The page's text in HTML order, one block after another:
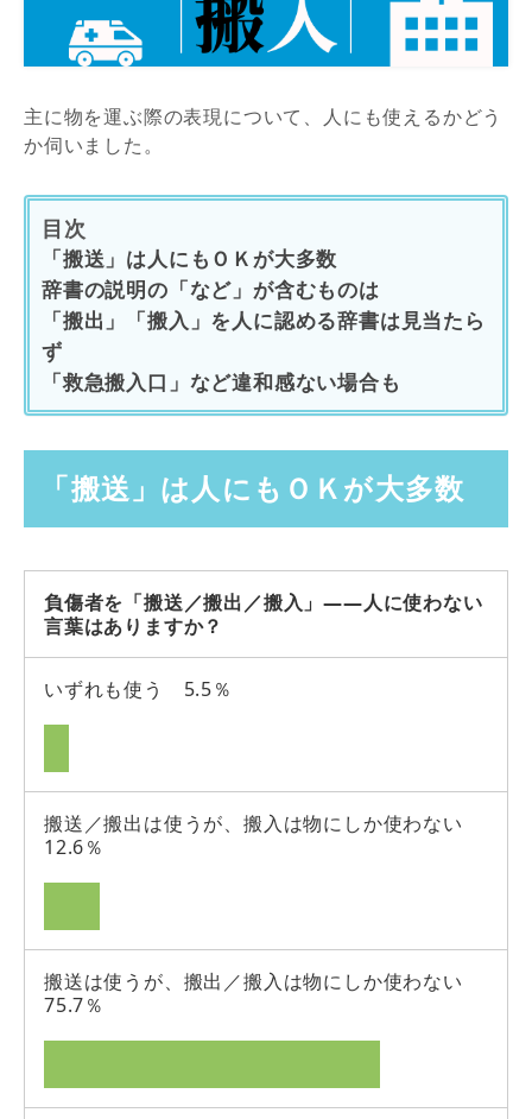
主に物を運ぶ際の表現について、人にも使えるかどう
か伺いました。
目次
「搬送」は人にもＯＫが大多数
辞書の説明の「など」が含むものは
「搬出」「搬入」を人に認める辞書は見当たら
ず
「救急搬入口」など違和感ない場合も
「搬送」は人にもＯＫが大多数
負傷者を「搬送／搬出／搬入」――人に使わない
言葉はありますか？
いずれも使う 5.5％
搬送／搬出は使うが、搬入は物にしか使わない
12.6％
搬送は使うが、搬出／搬入は物にしか使わない
75.7％